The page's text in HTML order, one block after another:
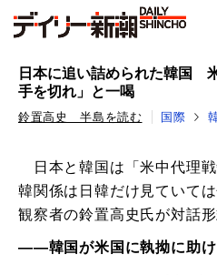
日本に追い詰められた韓国
手を切れ」と一喝
鈴置高史 半島を読む 国際
日本と韓国は「米中代理戦
韓関係は日韓だけ見ていて
観察者の鈴置高史氏が対話形
――韓国が米国に執拗に助け